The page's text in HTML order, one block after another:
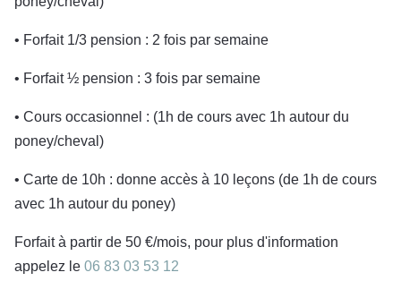
• Forfait 1/3 pension : 2 fois par semaine
• Forfait ½ pension : 3 fois par semaine
• Cours occasionnel : (1h de cours avec 1h autour du
poney/cheval)
• Carte de 10h : donne accès à 10 leçons (de 1h de cours
avec 1h autour du poney)
Forfait à partir de 50 €/mois, pour plus d'information
appelez le